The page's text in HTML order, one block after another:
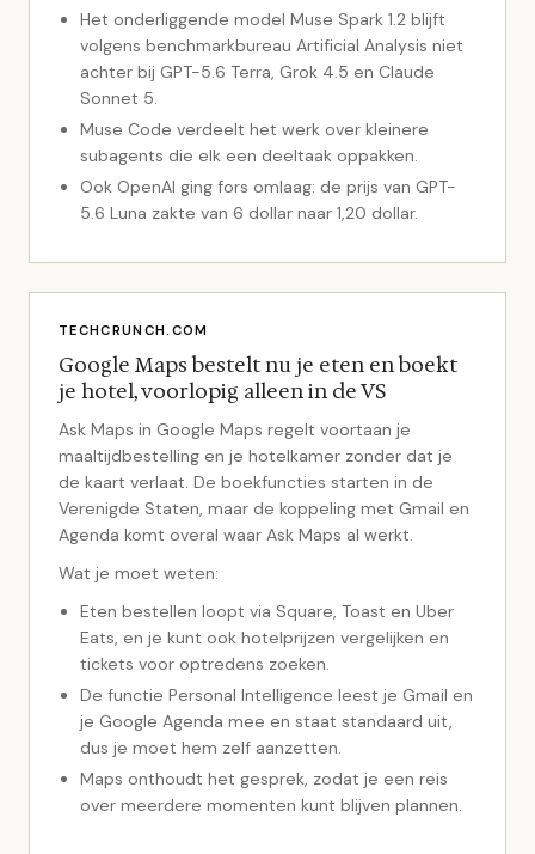
Het onderliggende model Muse Spark 1.2 blijft
volgens benchmarkbureau Artificial Analysis niet
achter bij GPT-5.6 Terra, Grok 4.5 en Claude
Sonnet 5.
Muse Code verdeelt het werk over kleinere
subagents die elk een deeltaak oppakken.
Ook OpenAI ging fors omlaag: de prijs van GPT-
5.6 Luna zakte van 6 dollar naar 1,20 dollar.
TECHCRUNCH.COM
Google Maps bestelt nu je eten en boekt
je hotel, voorlopig alleen in de VS
Ask Maps in Google Maps regelt voortaan je
maaltijdbestelling en je hotelkamer zonder dat je
de kaart verlaat. De boekfuncties starten in de
Verenigde Staten, maar de koppeling met Gmail en
Agenda komt overal waar Ask Maps al werkt.
Wat je moet weten:
Eten bestellen loopt via Square, Toast en Uber
Eats, en je kunt ook hotelprijzen vergelijken en
tickets voor optredens zoeken.
De functie Personal Intelligence leest je Gmail en
je Google Agenda mee en staat standaard uit,
dus je moet hem zelf aanzetten.
Maps onthoudt het gesprek, zodat je een reis
over meerdere momenten kunt blijven plannen.